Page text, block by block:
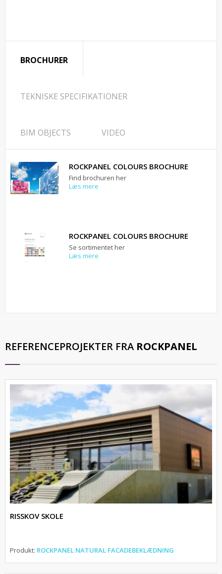
BROCHURER
TEKNISKE SPECIFIKATIONER
BIM OBJECTS VIDEO
ROCKPANEL COLOURS BROCHURE
Find brochuren her
Læs mere
ROCKPANEL COLOURS BROCHURE
Se sortimentet her
Læs mere
REFERENCEPROJEKTER FRA ROCKPANEL
RISSKOV SKOLE
Produkt: ROCKPANEL NATURAL FACADEBEKLÆDNING